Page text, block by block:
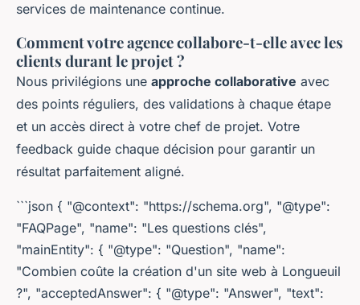
services de maintenance continue.
Comment votre agence collabore-t-elle avec les
clients durant le projet ?
Nous privilégions une approche collaborative avec
des points réguliers, des validations à chaque étape
et un accès direct à votre chef de projet. Votre
feedback guide chaque décision pour garantir un
résultat parfaitement aligné.
```json { "@context": "https://schema.org", "@type":
"FAQPage", "name": "Les questions clés",
"mainEntity": { "@type": "Question", "name":
"Combien coûte la création d'un site web à Longueuil
?", "acceptedAnswer": { "@type": "Answer", "text":